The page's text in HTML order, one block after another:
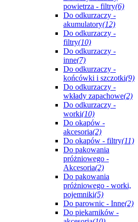
powietrza - filtry(6)
Do odkurzaczy -
akumulatory(12)
Do odkurzaczy -
filtry(10)
Do odkurzaczy -
inne(7)
Do odkurzaczy -
końcówki i szczotki(9)
Do odkurzaczy -
wkłady zapachowe(2)
Do odkurzaczy -
worki(10)
Do okapów -
akcesoria(2)
Do okapów - filtry(11)
Do pakowania
próżniowego -
Akcesoria(2)
Do pakowania
próżniowego - worki,
pojemniki(5)
Do parownic - Inne(2)
Do piekarników -